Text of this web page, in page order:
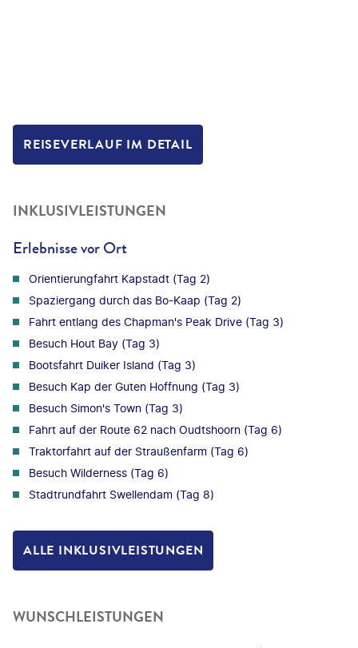
REISEVERLAUF IM DETAIL
INKLUSIVLEISTUNGEN
Erlebnisse vor Ort
Orientierungfahrt Kapstadt (Tag 2)
Spaziergang durch das Bo-Kaap (Tag 2)
Fahrt entlang des Chapman's Peak Drive (Tag 3)
Besuch Hout Bay (Tag 3)
Bootsfahrt Duiker Island (Tag 3)
Besuch Kap der Guten Hoffnung (Tag 3)
Besuch Simon's Town (Tag 3)
Fahrt auf der Route 62 nach Oudtshoorn (Tag 6)
Traktorfahrt auf der Straußenfarm (Tag 6)
Besuch Wilderness (Tag 6)
Stadtrundfahrt Swellendam (Tag 8)
ALLE INKLUSIVLEISTUNGEN
WUNSCHLEISTUNGEN